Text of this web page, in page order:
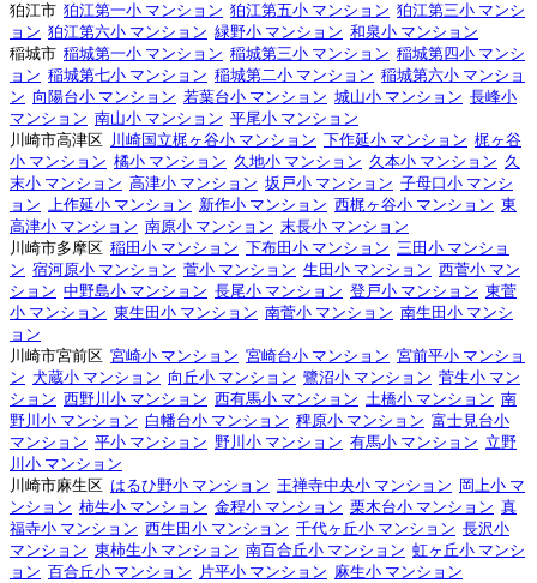
狛江市 狛江第一小 マンション 狛江第五小 マンション 狛江第三小 マンシ
ョン 狛江第六小 マンション 緑野小 マンション 和泉小 マンション
稲城市 稲城第一小 マンション 稲城第三小 マンション 稲城第四小 マンシ
ョン 稲城第七小 マンション 稲城第二小 マンション 稲城第六小 マンショ
ン 向陽台小 マンション 若葉台小 マンション 城山小 マンション 長峰小
マンション 南山小 マンション 平尾小 マンション
川崎市高津区 川崎国立梶ヶ谷小 マンション 下作延小 マンション 梶ヶ谷
小 マンション 橘小 マンション 久地小 マンション 久本小 マンション 久
末小 マンション 高津小 マンション 坂戸小 マンション 子母口小 マンシ
ョン 上作延小 マンション 新作小 マンション 西梶ヶ谷小 マンション 東
高津小 マンション 南原小 マンション 末長小 マンション
川崎市多摩区 稲田小 マンション 下布田小 マンション 三田小 マンショ
ン 宿河原小 マンション 菅小 マンション 生田小 マンション 西菅小 マン
ション 中野島小 マンション 長尾小 マンション 登戸小 マンション 東菅
小 マンション 東生田小 マンション 南菅小 マンション 南生田小 マンシ
ョン
川崎市宮前区 宮崎小 マンション 宮崎台小 マンション 宮前平小 マンショ
ン 犬蔵小 マンション 向丘小 マンション 鷺沼小 マンション 菅生小 マン
ション 西野川小 マンション 西有馬小 マンション 土橋小 マンション 南
野川小 マンション 白幡台小 マンション 稗原小 マンション 富士見台小
マンション 平小 マンション 野川小 マンション 有馬小 マンション 立野
川小 マンション
川崎市麻生区 はるひ野小 マンション 王禅寺中央小 マンション 岡上小 マ
ンション 柿生小 マンション 金程小 マンション 栗木台小 マンション 真
福寺小 マンション 西生田小 マンション 千代ヶ丘小 マンション 長沢小
マンション 東柿生小 マンション 南百合丘小 マンション 虹ヶ丘小 マンシ
ョン 百合丘小 マンション 片平小 マンション 麻生小 マンション